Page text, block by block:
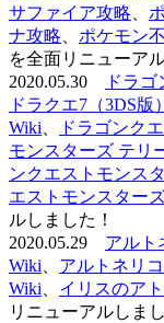
サファイア攻略
ナ攻略
ポケモン
を全面リニューア
2020.05.30
ドラ
ドラクエ7（3DS版
Wiki
ドラゴンク
モンスターズ テリ
ンクエストモンス
エストモンスター
ルしました！
2020.05.29 アルト
Wiki
アルトネリ
Wiki
イリスのア
リニューアルしまし